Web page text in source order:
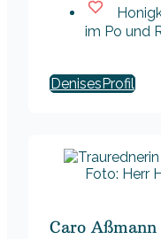
im Po und
Denises
Foto: Herr
Caro Aßmann